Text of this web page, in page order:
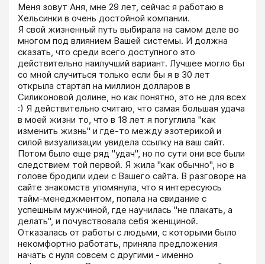
Меня зовут Аня, мне 29 лет, сейчас я работаю в
Хельсинки в очень достойной компании.
Я свой жизненный путь выбирала на самом деле во
многом под влиянием Вашей системы. И должна
сказать, что среди всего доступного это
действительно наилучший вариант. Лучшее могло бы
со мной случиться только если бы я в 30 лет
открыла стартап на миллион долларов в
Силиконовой долине, но как понятно, это не для всех
:) Я действительно считаю, что самая большая удача
в моей жизни то, что в 18 лет я погуглила "как
изменить жизнь" и где-то между эзотерикой и
силой визуализации увидела ссылку на ваш сайт.
Потом было еще ряд "удач", но по сути они все были
следствием той первой. Я жила "как обычно", но в
голове бродили идеи с Вашего сайта. В разговоре на
сайте знакомств упомянула, что я интересуюсь
тайм-менеджментом, попала на свидание с
успешным мужчиной, где научилась "не плакать, а
делать", и почувствовала себя женщиной.
Отказалась от работы с людьми, с которыми было
некомфортно работать, приняла предложения
начать с нуля совсем с другими - именно